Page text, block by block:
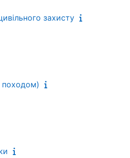
захисту
походом)